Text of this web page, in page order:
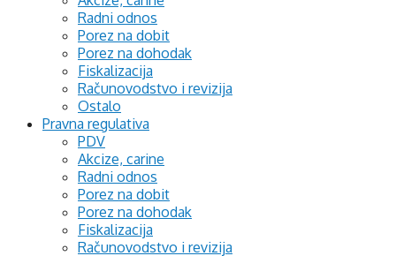
Radni odnos
Porez na dobit
Porez na dohodak
Fiskalizacija
Računovodstvo i revizija
Ostalo
Pravna regulativa
PDV
Akcize, carine
Radni odnos
Porez na dobit
Porez na dohodak
Fiskalizacija
Računovodstvo i revizija